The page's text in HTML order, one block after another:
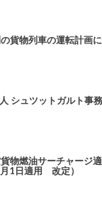
貨物列車の運転計画
シュツットガルト事
物燃油サーチャージ
1日適用 改定）